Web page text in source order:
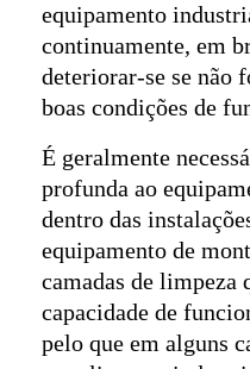
equipamento
continuamente, em
deteriorar-se se não
boas condições de
É geralmente
profunda ao
dentro das
equipamento de
camadas de limpeza
capacidade de
pelo que em alguns